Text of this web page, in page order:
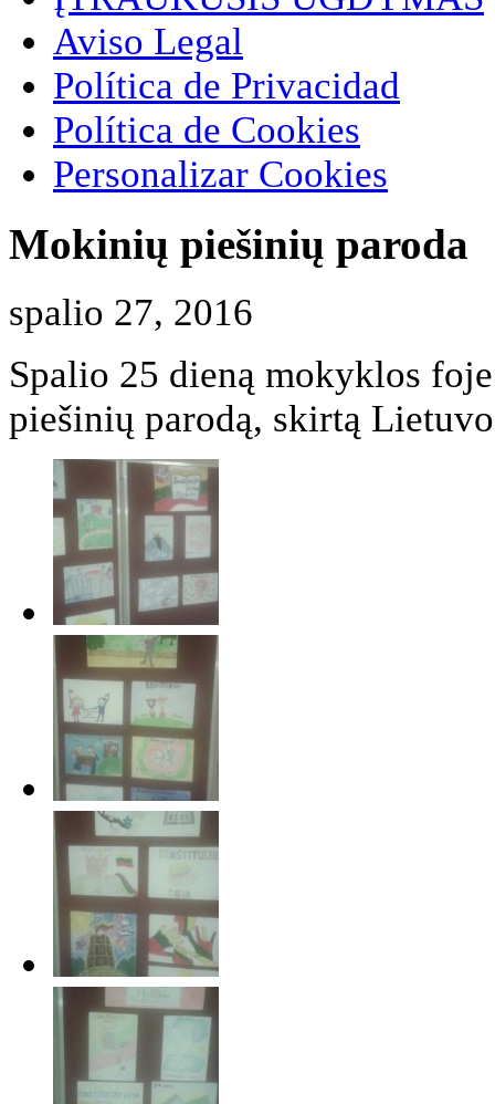
Aviso Legal
Política de Privacidad
Política de Cookies
Personalizar Cookies
Mokinių piešinių paroda
spalio 27, 2016
Spalio 25 dieną mokyklos
piešinių parodą, skirtą